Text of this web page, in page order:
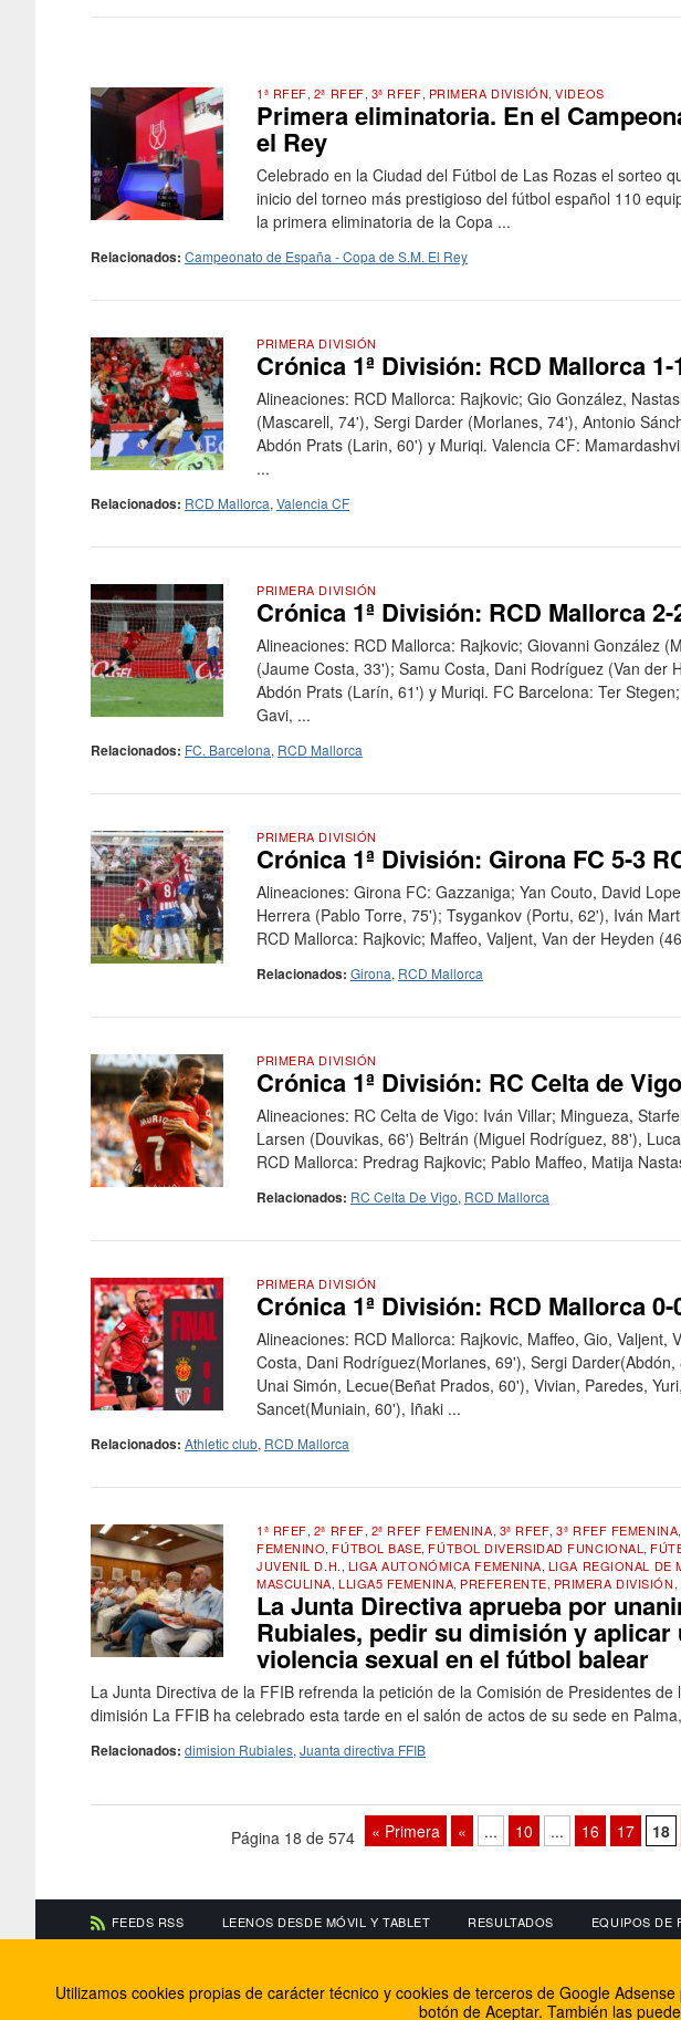
1ª RFEF, 2ª RFEF, 3ª RFEF, PRIMERA DIVISIÓN,VIDEOS
Primera eliminatoria. En el
el Rey
Celebrado en la Ciudad del Fútbol de Las Rozas el sorteo
inicio del torneo más prestigioso del fútbol español 110
la primera eliminatoria de la Copa ...
Relacionados: Campeonato de España - Copa de S.M. El Rey
PRIMERA DIVISIÓN
Crónica 1ª División: RCD Mallorca
Alineaciones: RCD Mallorca: Rajkovic; Gio González,
(Mascarell, 74'), Sergi Darder (Morlanes, 74'), Antonio
Abdón Prats (Larin, 60') y Muriqi. Valencia CF:
...
Relacionados: RCD Mallorca, Valencia CF
PRIMERA DIVISIÓN
Crónica 1ª División: RCD Mallorca
Alineaciones: RCD Mallorca: Rajkovic; Giovanni González
(Jaume Costa, 33'); Samu Costa, Dani Rodríguez (Van
Abdón Prats (Larín, 61') y Muriqi. FC Barcelona: Ter
Gavi, ...
Relacionados: FC. Barcelona, RCD Mallorca
PRIMERA DIVISIÓN
Crónica 1ª División: Girona FC 5-3
Alineaciones: Girona FC: Gazzaniga; Yan Couto, David
Herrera (Pablo Torre, 75'); Tsygankov (Portu, 62'), Iván
RCD Mallorca: Rajkovic; Maffeo, Valjent, Van der Heyden
Relacionados: Girona, RCD Mallorca
PRIMERA DIVISIÓN
Crónica 1ª División: RC Celta de
Alineaciones: RC Celta de Vigo: Iván Villar; Mingueza,
Larsen (Douvikas, 66') Beltrán (Miguel Rodríguez, 88'),
RCD Mallorca: Predrag Rajkovic; Pablo Maffeo, Matija
Relacionados: RC Celta De Vigo, RCD Mallorca
PRIMERA DIVISIÓN
Crónica 1ª División: RCD Mallorca
Alineaciones: RCD Mallorca: Rajkovic, Maffeo, Gio,
Costa, Dani Rodríguez(Morlanes, 69'), Sergi
Unai Simón, Lecue(Beñat Prados, 60'), Vivian, Paredes,
Sancet(Muniain, 60'), Iñaki ...
Relacionados: Athletic club, RCD Mallorca
1ª RFEF, 2ª RFEF, 2ª RFEF FEMENINA, 3ª RFEF,3ª RFEF FEMENINA
FEMENINO, FÚTBOL BASE, FÚTBOL DIVERSIDAD FUNCIONAL ,
JUVENIL D.H., LIGA AUTONÓMICA FEMENINA, LIGA REGIONAL DE
MASCULINA, LLIGA5 FEMENINA, PREFERENTE, PRIMERA DIVISIÓN,
La Junta Directiva aprueba por
Rubiales, pedir su dimisión y
violencia sexual en el fútbol balear
La Junta Directiva de la FFIB refrenda la petición de la Comisión de Presidentes
dimisión La FFIB ha celebrado esta tarde en el salón de actos de su sede en
Relacionados: dimision Rubiales, Juanta directiva FFIB
Página 18 de 574 « Primera « ... 10 ... 16 17 18
FEEDS RSS LEENOS DESDE MÓVIL Y TABLET RESULTADOS EQUIPOS DE
Información de contacto
El equipo de FútbolBalear
Soluciones Corporativas IP
Facebook
Twitter
Utilizamos cookies propias de carácter técnico y cookies de terceros de Google
botón de Aceptar. También las